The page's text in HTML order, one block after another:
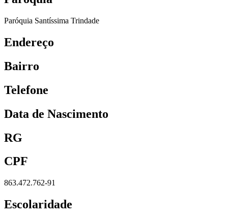
Paróquia Santíssima Trindade
Endereço
Bairro
Telefone
Data de Nascimento
RG
CPF
863.472.762-91
Escolaridade